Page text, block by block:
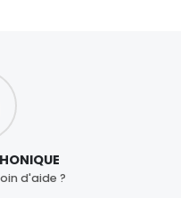
d'aide ?